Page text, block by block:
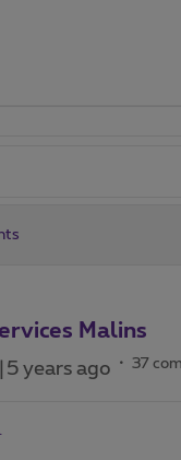
Malins
years ago 37